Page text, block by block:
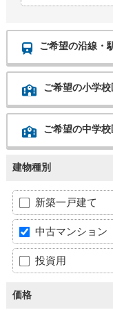
ご希望の沿線・
ご希望の小学
ご希望の中学
建物種別
新築一戸建て
中古マンション
投資用
価格